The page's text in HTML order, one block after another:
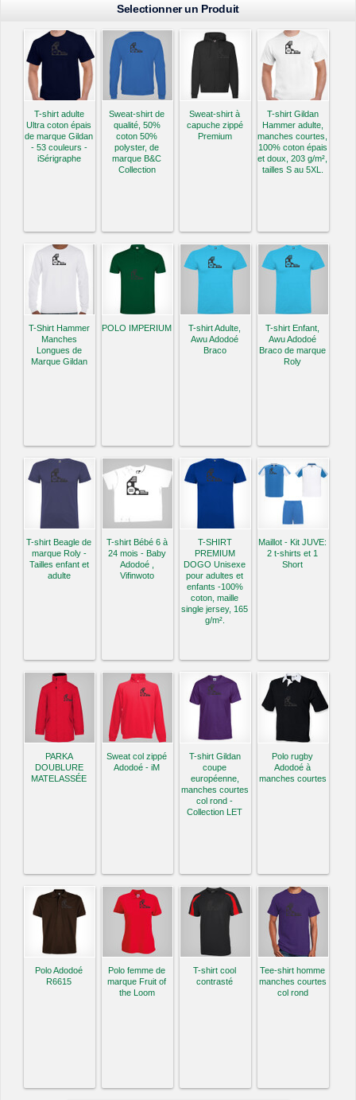
Selectionner un Produit
T-shirt adulte
Ultra coton épais
de marque Gildan
- 53 couleurs -
iSérigraphe
Sweat-shirt de
qualité, 50%
coton 50%
polyster, de
marque B&C
Collection
Sweat-shirt à
capuche zippé
Premium
T-shirt Gildan
Hammer adulte,
manches courtes,
100% coton épais
et doux, 203 g/m²,
tailles S au 5XL.
T-Shirt Hammer
Manches
Longues de
Marque Gildan
POLO IMPERIUM
T-shirt Adulte,
Awu Adodoé
Braco
T-shirt Enfant,
Awu Adodoé
Braco de marque
Roly
T-shirt Beagle de
marque Roly -
Tailles enfant et
adulte
T-shirt Bébé 6 à
24 mois - Baby
Adodoé ,
Vifinwoto
T-SHIRT
PREMIUM
DOGO Unisexe
pour adultes et
enfants -100%
coton, maille
single jersey, 165
g/m².
Maillot - Kit JUVE:
2 t-shirts et 1
Short
PARKA
DOUBLURE
MATELASSÉE
Sweat col zippé
Adodoé - iM
T-shirt Gildan
coupe
européenne,
manches courtes
col rond -
Collection LET
Polo rugby
Adodoé à
manches courtes
Polo Adodoé
R6615
Polo femme de
marque Fruit of
the Loom
T-shirt cool
contrasté
Tee-shirt homme
manches courtes
col rond